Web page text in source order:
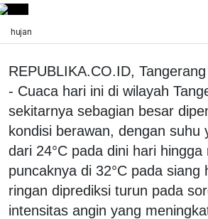
hujan
REPUBLIKA.CO.ID,
- Cuaca hari ini di wilayah
sekitarnya sebagian besar
kondisi berawan, dengan suhu
dari 24°C pada dini hari hingga
puncaknya di 32°C pada siang
ringan diprediksi turun pada
intensitas angin yang